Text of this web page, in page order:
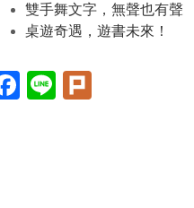
雙手舞文字，無聲也有聲
桌遊奇遇，遊書未來！
Facebook(另
開
Line(另
開